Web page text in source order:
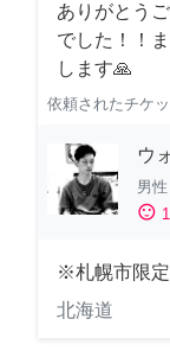
ありがとう
でした！！
します🙏
依頼されたチケッ
ウ
男性
sentiment_satisfied
※札幌市限
北海道